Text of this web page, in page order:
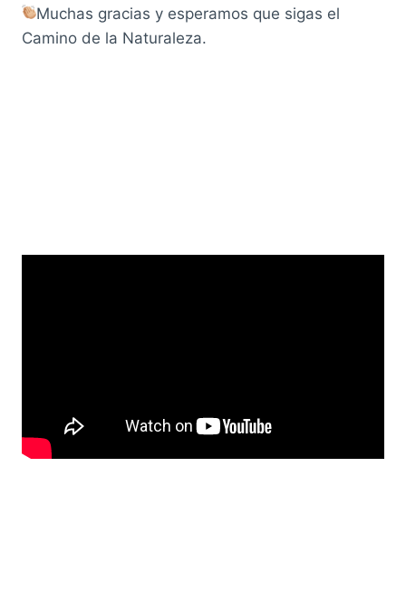
Muchas gracias y esperamos que sigas el
Camino de la Naturaleza.